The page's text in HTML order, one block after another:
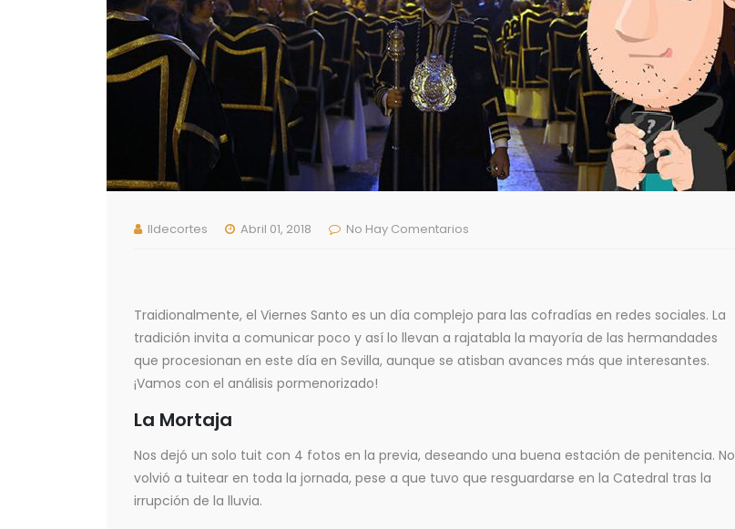
Ildecortes Abril 01, 2018 No Hay Comentarios
Traidionalmente, el Viernes Santo es un día complejo para las cofradías en redes sociales. La
tradición invita a comunicar poco y así lo llevan a rajatabla la mayoría de las hermandades
que procesionan en este día en Sevilla, aunque se atisban avances más que interesantes.
¡Vamos con el análisis pormenorizado!
La Mortaja
Nos dejó un solo tuit con 4 fotos en la previa, deseando una buena estación de penitencia. No
volvió a tuitear en toda la jornada, pese a que tuvo que resguardarse en la Catedral tras la
irrupción de la lluvia.